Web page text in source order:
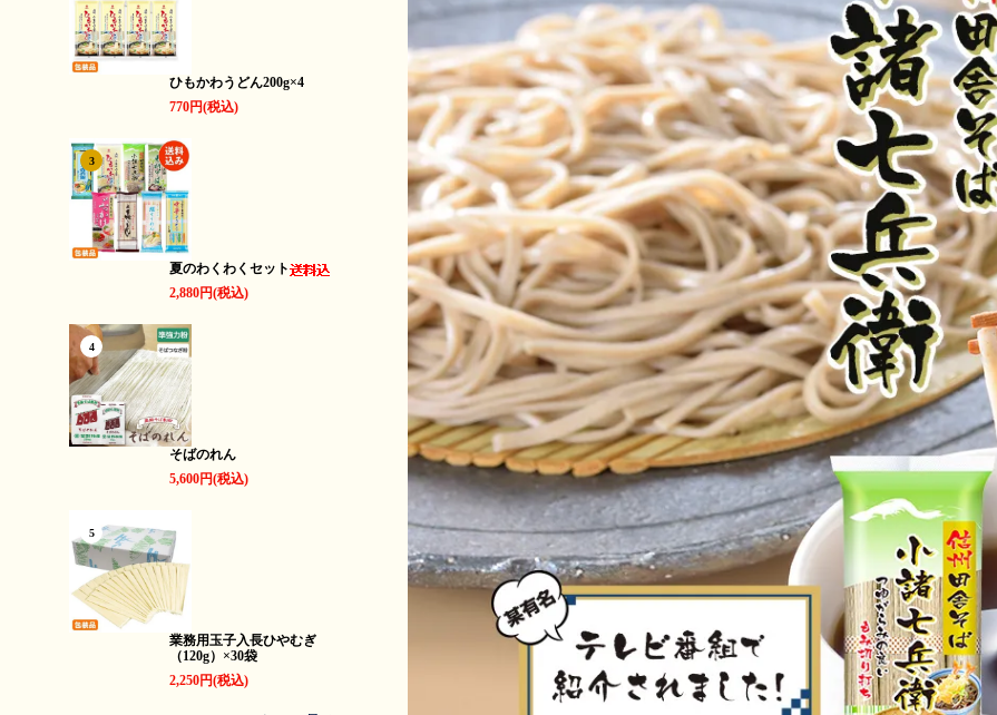
ひもかわうどん200g×4
770円(税込)
3
夏のわくわくセット
2,880円(税込)
4
そばのれん
5,600円(税込)
5
業務用玉子入長ひやむぎ
（120g）×30袋
2,250円(税込)